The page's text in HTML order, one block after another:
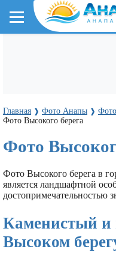
Главная ❱ Фото Анапы ❱
Фото Высокого берега
Фото
Фото Высокого берега в
является ландшафтной
достопримечательностью
Каменистый и
Высоком